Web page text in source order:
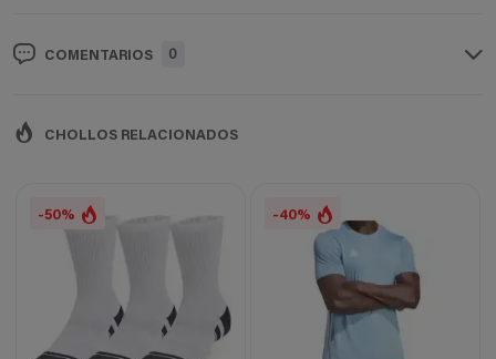
COMENTARIOS 0
CHOLLOS RELACIONADOS
-50% -40%